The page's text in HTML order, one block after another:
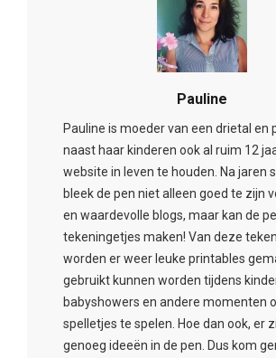
Pauline
Pauline is moeder van een drietal en
naast haar kinderen ook al ruim 12
website in leven te houden. Na jaren
bleek de pen niet alleen goed te zijn
en waardevolle blogs, maar kan de
tekeningetjes maken! Van deze
worden er weer leuke printables
gebruikt kunnen worden tijdens
babyshowers en andere momenten
spelletjes te spelen. Hoe dan ook, er
genoeg ideeën in de pen. Dus kom